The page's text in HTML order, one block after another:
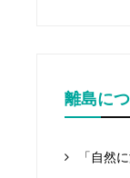
離島に
「自然